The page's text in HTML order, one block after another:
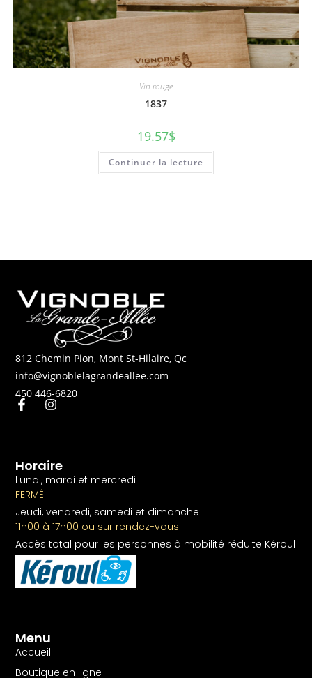
Vin rouge
1837
19.57$
Continuer la lecture
812 Chemin Pion, Mont St-Hilaire, Qc
info@vignoblelagrandeallee.com
450 446-6820
Menu
Accueil
Boutique en ligne
Horaire
Lundi, mardi et mercredi
FERMÉ
Jeudi, vendredi, samedi et dimanche
11h00 à 17h00 ou sur rendez-vous
Accès total pour les personnes à mobilité réduite Kéroul